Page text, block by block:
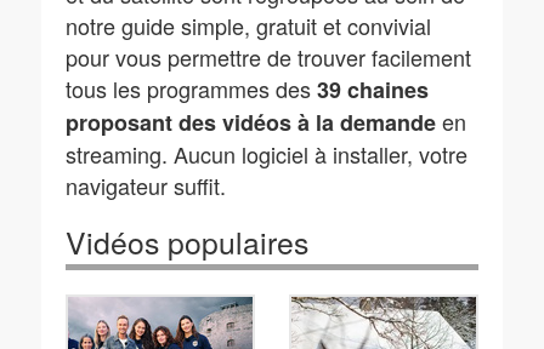
notre guide simple, gratuit et convivial
pour vous permettre de trouver facilement
tous les programmes des39 chaines
proposant des vidéos à la demandeen
streaming. Aucun logiciel à installer, votre
navigateur suffit.
Vidéos populaires